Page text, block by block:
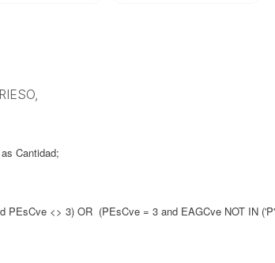
Cantidad;
PEsCve <> 3) OR (PEsCve = 3 and EAGCve NOT IN